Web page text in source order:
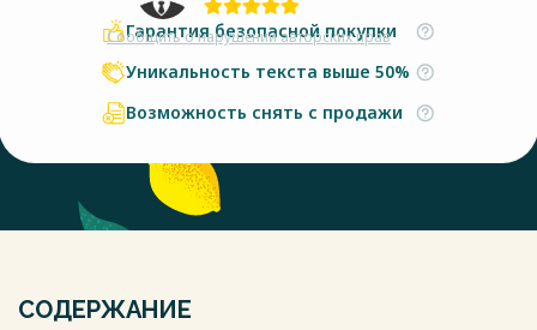
Сообщить о нарушении авторских прав
Гарантия безопасной покупки
Уникальность текста выше 50%
Возможность снять с продажи
СОДЕРЖАНИЕ